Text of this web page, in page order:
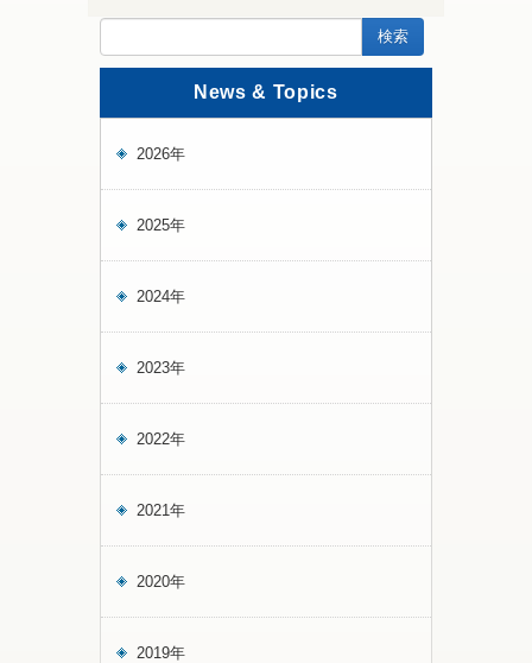
News & Topics
2026年
2025年
2024年
2023年
2022年
2021年
2020年
2019年